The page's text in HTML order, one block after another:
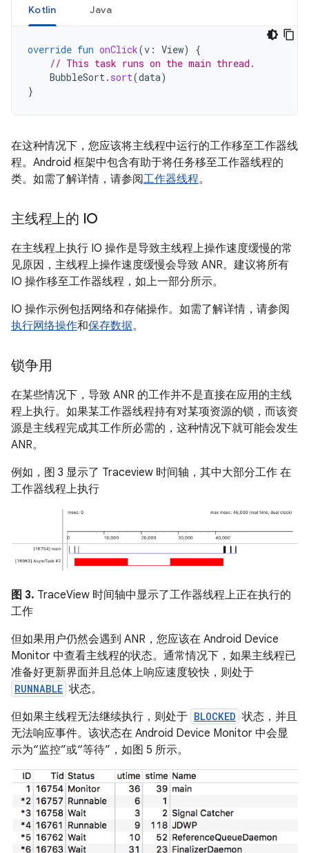
Kotlin Java
override fun onClick(v : View)
{
// This task runs on the main thread.
BubbleSort . sort(data)
}
在这种情况下，您应该将主线程中运行的工作移至工作器线
程。Android 框架中包含有助于将任务移至工作器线程的
类。如需了解详情，请参阅工作器线程。
主线程上的 IO
在主线程上执行 IO 操作是导致主线程上操作速度缓慢的常
见原因，主线程上操作速度缓慢会导致 ANR。建议将所有
IO 操作移至工作器线程，如上一部分所示。
IO 操作示例包括网络和存储操作。如需了解详情，请参阅
执行网络操作和保存数据。
锁争用
在某些情况下，导致 ANR 的工作并不是直接在应用的主线
程上执行。如果某工作器线程持有对某项资源的锁，而该资
源是主线程完成其工作所必需的，这种情况下就可能会发生
ANR。
例如，图 3 显示了 Traceview 时间轴，其中大部分工作 在
工作器线程上执行
图 3. TraceView 时间轴中显示了工作器线程上正在执行的
工作
但如果用户仍然会遇到 ANR，您应该在 Android Device
Monitor 中查看主线程的状态。通常情况下，如果主线程已
准备好更新界面并且总体上响应速度较快，则处于
RUNNABLE 状态。
但如果主线程无法继续执行，则处于 BLOCKED 状态，并且
无法响应事件。该状态在 Android Device Monitor 中会显
示为“监控”或“等待”，如图 5 所示。